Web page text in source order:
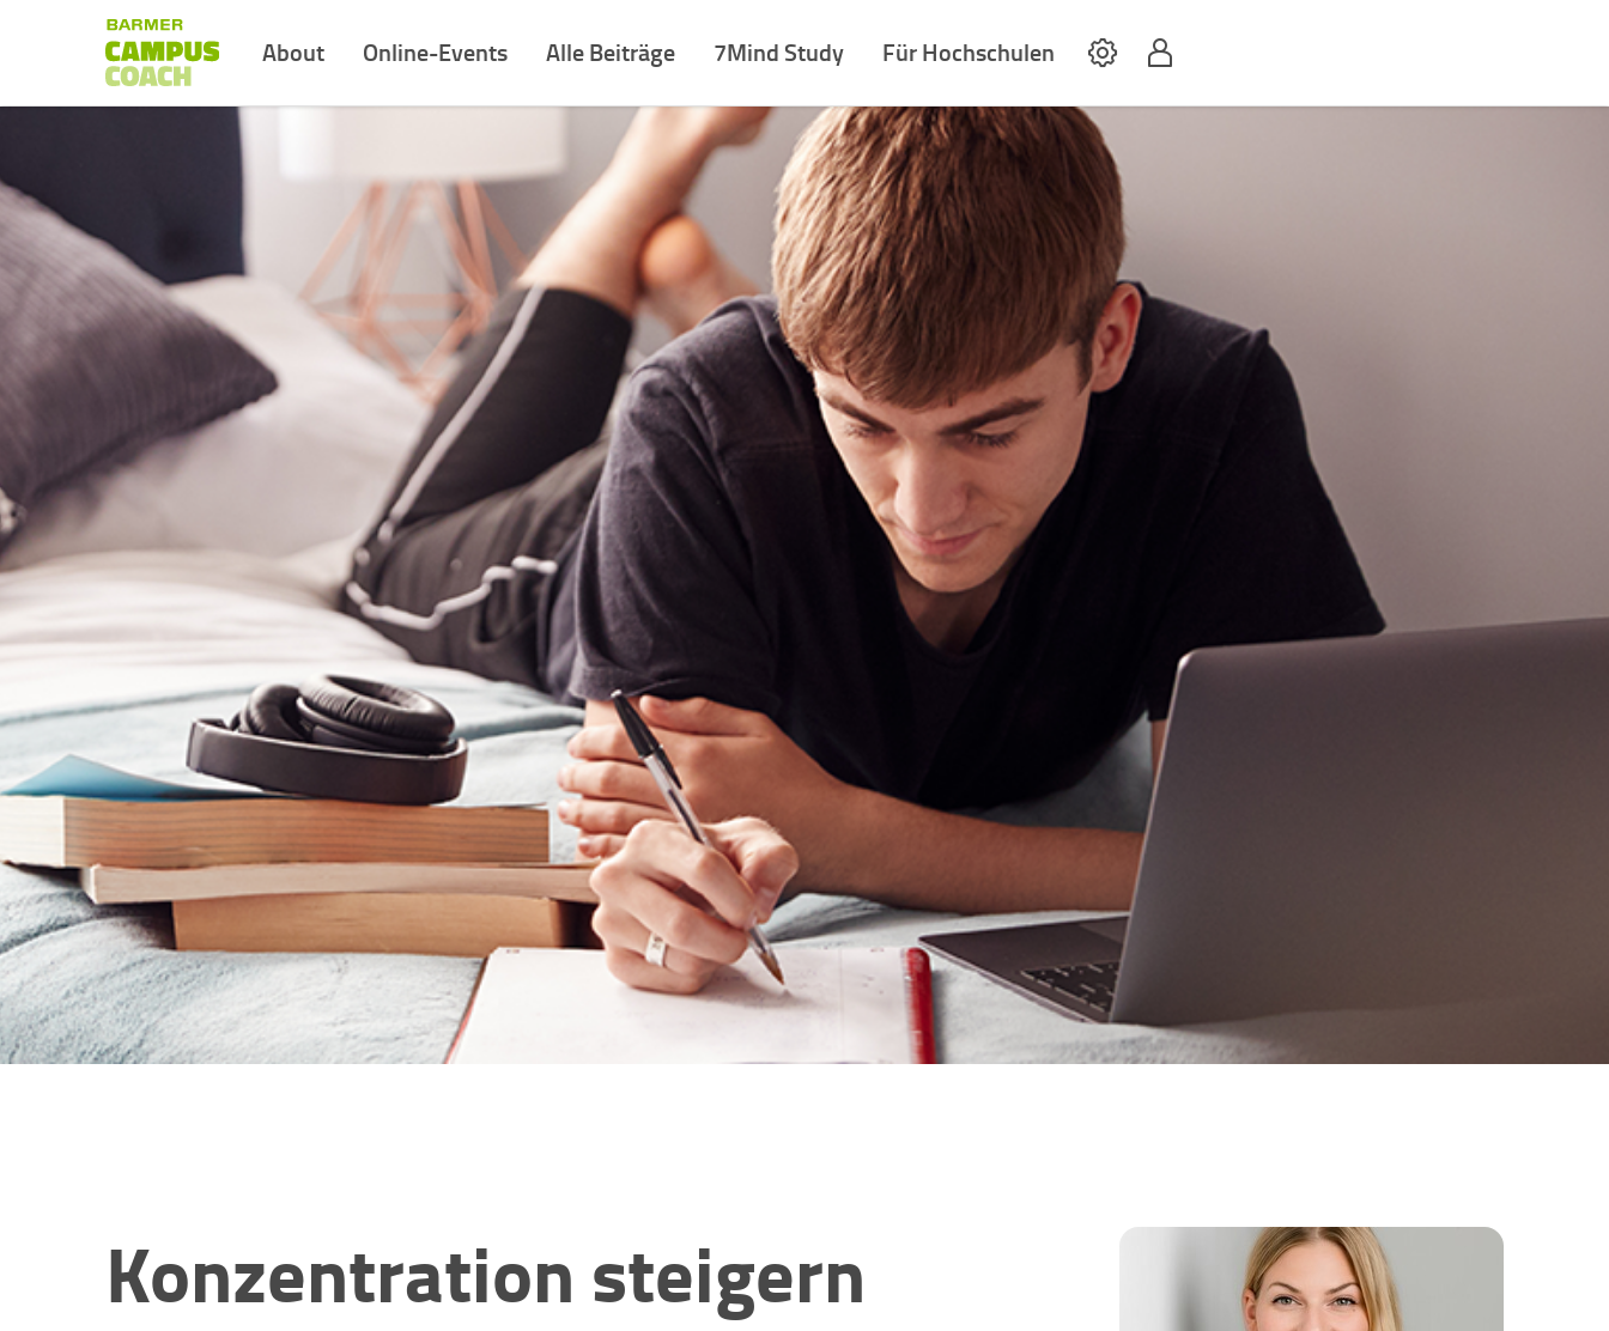
About Online-Events Alle Beiträge 7Mind Study Für Hochschulen SettingsProfil
Konzentration steigern